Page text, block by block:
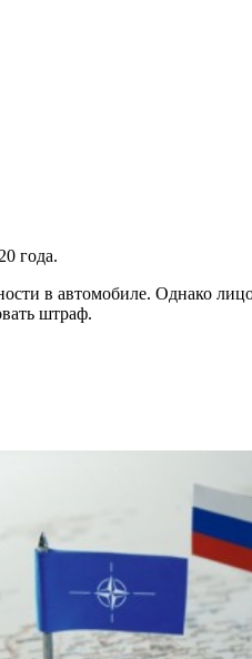
года.
в автомобиле. Однако
штраф.